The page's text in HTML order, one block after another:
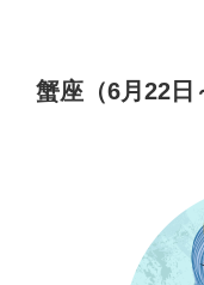
蟹座（6月22日